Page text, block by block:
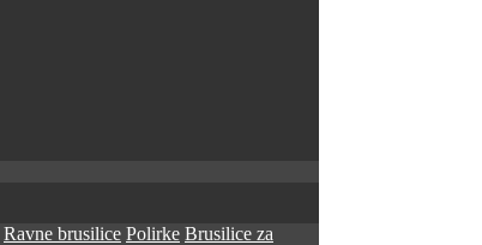
Ravne brusilice Polirke Brusilice za